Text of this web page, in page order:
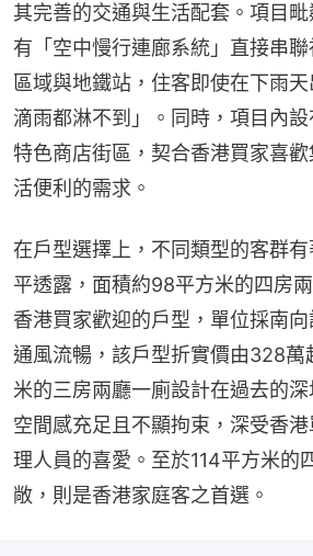
其完善的交通與生活配套。項目
有「空中慢行連廊系統」直接串
區域與地鐵站，住客即使在下雨
滴雨都淋不到」。同時，項目內
特色商店街區，契合香港買家喜
活便利的需求。
在戶型選擇上，不同類型的客群
平透露，面積約98平方米的四房
香港買家歡迎的戶型，單位採南向
通風流暢，該戶型折實價由328萬
米的三房兩廳一廁設計在過去的深
空間感充足且不顯拘束，深受香
理人員的喜愛。至於114平方米的
敞，則是香港家庭客之首選。